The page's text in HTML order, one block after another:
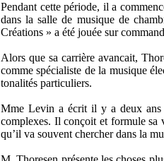
Pendant cette période, il a
dans la salle de musique de
Créations » a été jouée sur
Alors que sa carrière avancait,
comme spécialiste de la musique
tonalités particuliers.
Mme Levin a écrit il y a deux
complexes. Il conçoit et formule sa
qu’il va souvent chercher dans la